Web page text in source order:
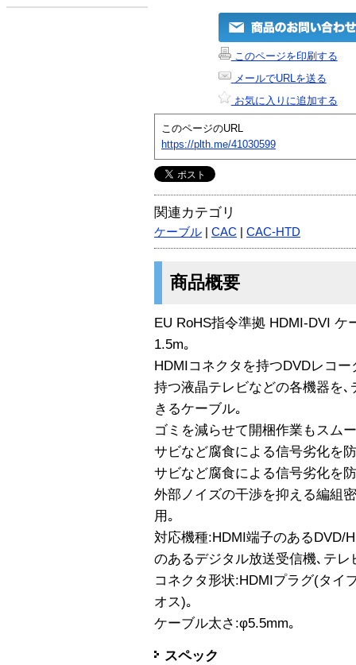
このページを印刷する
メールでURLを送る
お気に入りに追加する
このページのURL
https://plth.me/41030599
関連カテゴリ
ケーブル CAC CAC-HTD
商品概要
EU RoHS指令準拠 HDMI-DVI ケ
1.5m｡
HDMIコネクタを持つDVDレコ
持つ液晶テレビなどの各機器を
きるケーブル｡
ゴミを減らせて開梱作業もスム
サビなど腐食による信号劣化を
サビなど腐食による信号劣化を
外部ノイズの干渉を抑える編組
用｡
対応機種:HDMI端子のあるDVD/
のあるデジタル放送受信機､テ
コネクタ形状:HDMIプラグ(タイ
オス)｡
ケーブル太さ:φ5.5mm｡
スペック